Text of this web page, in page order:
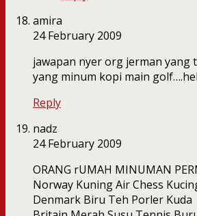
amira
24 February 2009
jawapan nyer org jerman yang
yang minum kopi main
Reply
nadz
24 February 2009
ORANG rUMAH MINUMAN
Norway Kuning Air Chess
Denmark Biru Teh Porler Kuda